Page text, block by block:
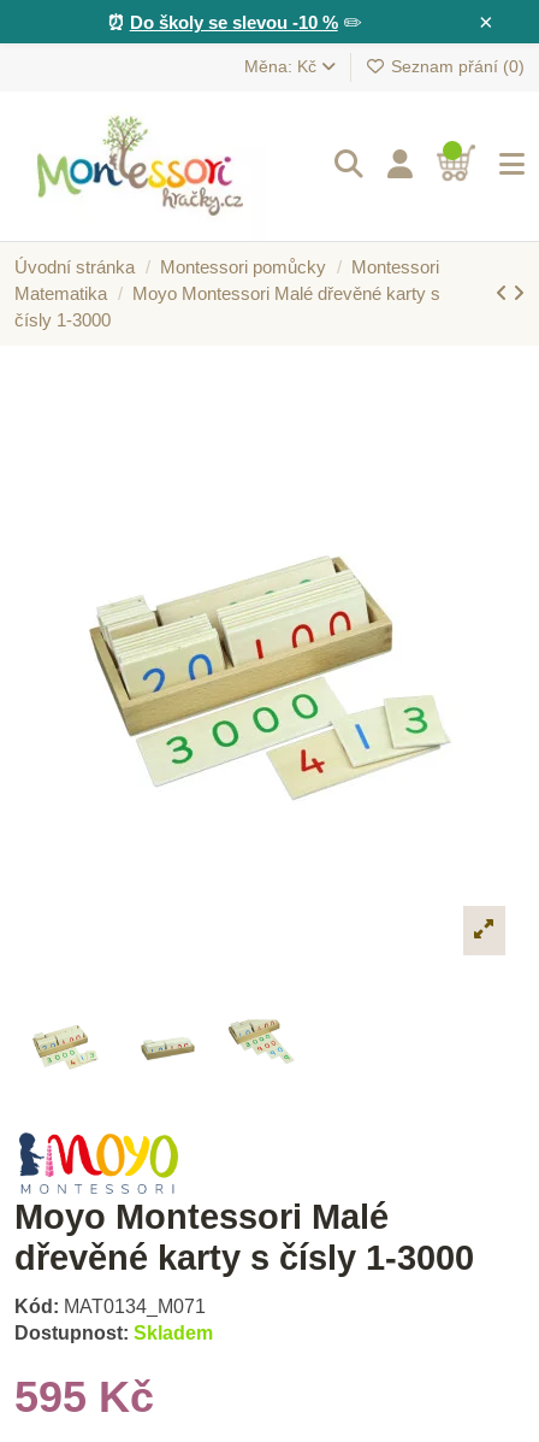
×
⏰ Do školy se slevou -10 %✏️
Měna: Kč Seznam přání (0)
Úvodní stránka Montessori pomůcky
Montessori
Matematika
Moyo Montessori Malé dřevěné karty s
čísly 1-3000
Moyo Montessori Malé
dřevěné karty s čísly 1-3000
Kód: MAT0134_M071
Dostupnost: Skladem
595 Kč